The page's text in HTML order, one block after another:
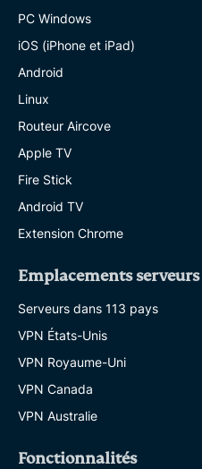
PC Windows
iOS (iPhone et iPad)
Android
Linux
Routeur Aircove
Apple TV
Fire Stick
Android TV
Extension Chrome
Emplacements serveurs
Serveurs dans 113 pays
VPN États-Unis
VPN Royaume-Uni
VPN Canada
VPN Australie
Fonctionnalités